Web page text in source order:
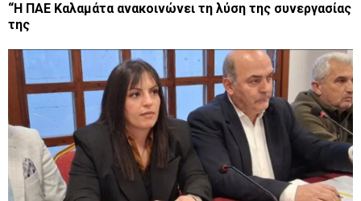
“Η ΠΑΕ Καλαμάτα ανακοινώνει τη λύση της συνεργασίας
της